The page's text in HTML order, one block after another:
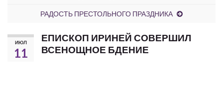
РАДОСТЬ ПРЕСТОЛЬНОГО ПРАЗДНИКА
ИЮЛ
11
ЕПИСКОП ИРИНЕЙ СОВЕРШИЛ
ВСЕНОЩНОЕ БДЕНИЕ